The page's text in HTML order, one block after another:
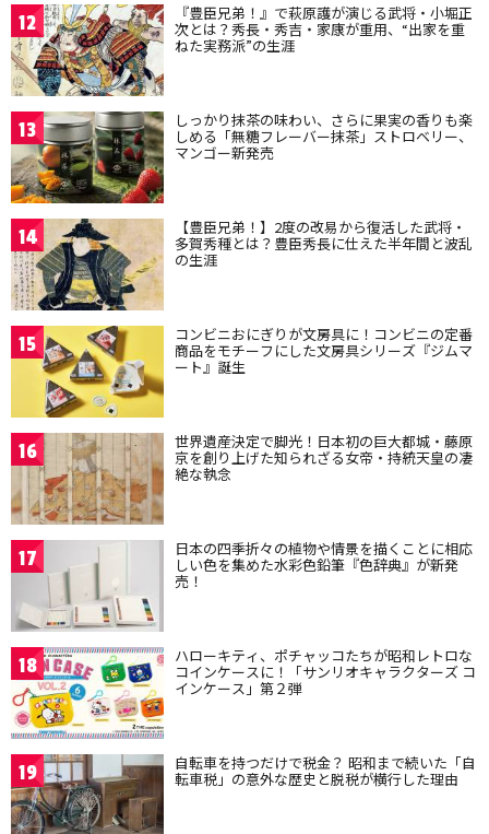
12 『豊臣兄弟！』で萩原護が演じる武将・小堀正
次とは？秀長・秀吉・家康が重用、“出家を重
ねた実務派”の生涯
13 しっかり抹茶の味わい、さらに果実の香りも楽
しめる「無糖フレーバー抹茶」ストロベリー、
マンゴー新発売
14 【豊臣兄弟！】2度の改易から復活した武将・
多賀秀種とは？豊臣秀長に仕えた半年間と波乱
の生涯
15 コンビニおにぎりが文房具に！コンビニの定番
商品をモチーフにした文房具シリーズ『ジムマ
ート』誕生
16 世界遺産決定で脚光！日本初の巨大都城・藤原
京を創り上げた知られざる女帝・持統天皇の凄
絶な執念
17 日本の四季折々の植物や情景を描くことに相応
しい色を集めた水彩色鉛筆『色辞典』が新発
売！
18 ハローキティ、ポチャッコたちが昭和レトロな
コインケースに！「サンリオキャラクターズ コ
インケース」第２弾
19 自転車を持つだけで税金？ 昭和まで続いた「自
転車税」の意外な歴史と脱税が横行した理由